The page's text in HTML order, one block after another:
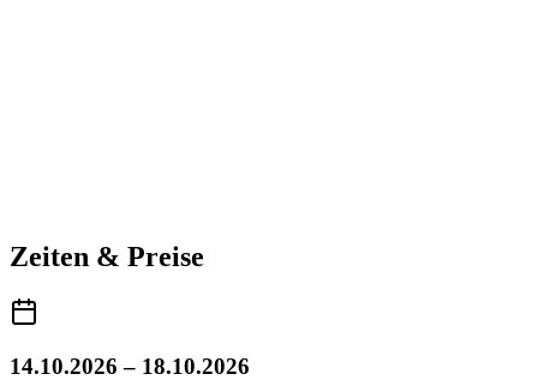
Zeiten & Preise
14.10.2026 – 18.10.2026